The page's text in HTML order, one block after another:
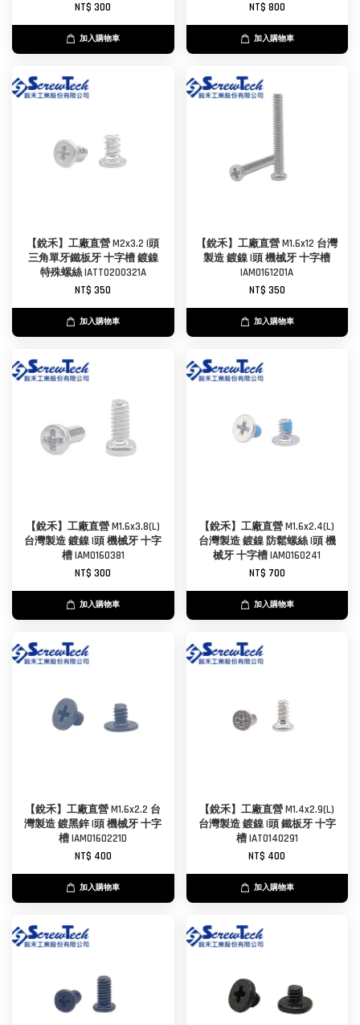
NT$ 300
加入購物車
NT$ 800
加入購物車
【銳禾】工廠直營 M2x3.2 I頭
三角單牙鐵板牙 十字槽 鍍鎳
特殊螺絲 IATT0200321A
NT$ 350
加入購物車
【銳禾】工廠直營 M1.6x12 台灣
製造 鍍鎳 I頭 機械牙 十字槽
IAM0161201A
NT$ 350
加入購物車
【銳禾】工廠直營 M1.6x3.8(L)
台灣製造 鍍鎳 I頭 機械牙 十字
槽 IAM0160381
NT$ 300
加入購物車
【銳禾】工廠直營 M1.6x2.4(L)
台灣製造 鍍鎳 防鬆螺絲 I頭 機
械牙 十字槽 IAM0160241
NT$ 700
加入購物車
【銳禾】工廠直營 M1.6x2.2 台
灣製造 鍍黑鋅 I頭 機械牙 十字
槽 IAM0160221D
NT$ 400
加入購物車
【銳禾】工廠直營 M1.4x2.9(L)
台灣製造 鍍鎳 I頭 鐵板牙 十字
槽 IAT0140291
NT$ 400
加入購物車